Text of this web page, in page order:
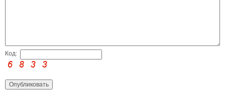
Код: